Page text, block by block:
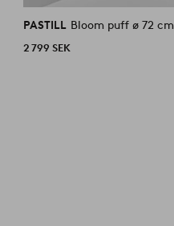
PASTILL Bloom puff ø 72 cm
2 799 SEK